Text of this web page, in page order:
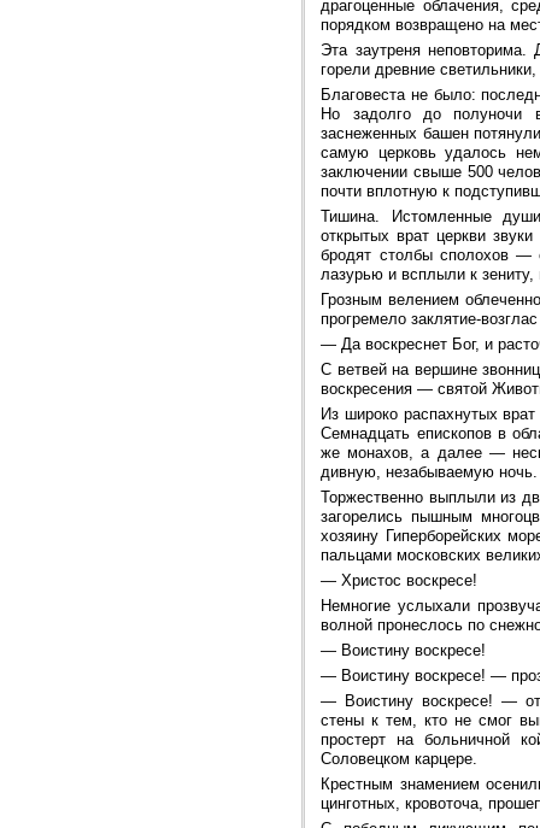
драгоценные облачения,
порядком возвращено на
Эта заутреня неповторима.
горели древние
Благовеста не было:
Но задолго до полуночи
заснеженных башен
самую церковь удалось
заключении свыше 500
почти вплотную к
Тишина. Истомленные
открытых врат церкви
бродят столбы сполохов —
лазурью и всплыли к
Грозным велением
прогремело заклятие-
— Да воскреснет Бог, и
С ветвей на вершине
воскресения — святой
Из широко распахнутых
Семнадцать епископов в
же монахов, а далее —
дивную, незабываемую ночь.
Торжественно выплыли из
загорелись пышным
хозяину Гиперборейских
пальцами московских
—Христос воскресе!
Немногие услыхали
волной пронеслось по
— Воистину воскресе!
— Воистину воскресе! —
— Воистину воскресе! —
стены к тем, кто не смог
простерт на больничной
Соловецком карцере.
Крестным знамением
цинготных, кровоточа,